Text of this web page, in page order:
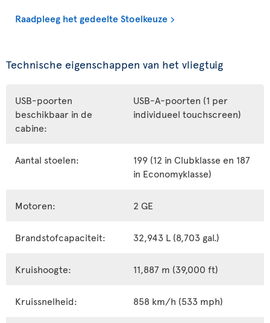
Raadpleeg het gedeelte Stoelkeuze
Technische eigenschappen van het vliegtuig
USB-poorten
beschikbaar in de
cabine:
USB-A-poorten (1 per
individueel touchscreen)
Aantal stoelen:
199 (12 in Clubklasse en 187
in Economyklasse)
Motoren: 2 GE
Brandstofcapaciteit: 32,943 L (8,703 gal.)
Kruishoogte: 11,887 m (39,000 ft)
Kruissnelheid: 858 km/h (533 mph)